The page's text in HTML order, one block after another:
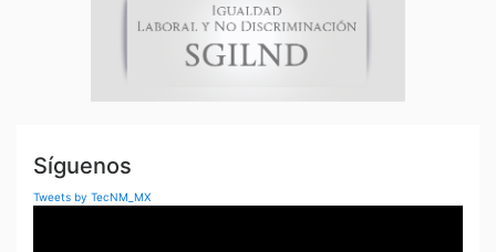
Síguenos
Tweets by TecNM_MX